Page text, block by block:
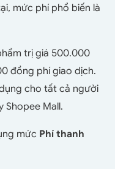
mức phí phổ biến là
trị giá 500.000
đồng phí giao dịch.
cho tất cả người
Shopee Mall.
mức Phí thanh